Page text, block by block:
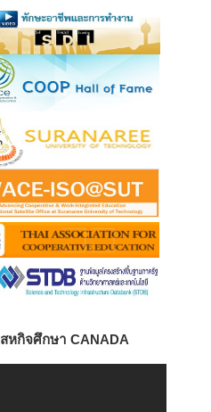
สหกิจศึกษา CANADA